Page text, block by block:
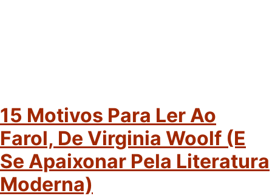
15 Motivos Para Ler Ao
Farol, De Virginia Woolf (e
Se Apaixonar Pela Literatura
Moderna)